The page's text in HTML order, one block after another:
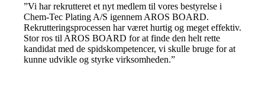
”Vi har rekrutteret et nyt medlem til vores bestyrelse i
Chem-Tec Plating A/S igennem AROS BOARD.
Rekrutteringsprocessen har været hurtig og meget effektiv.
Stor ros til AROS BOARD for at finde den helt rette
kandidat med de spidskompetencer, vi skulle bruge for at
kunne udvikle og styrke virksomheden.”